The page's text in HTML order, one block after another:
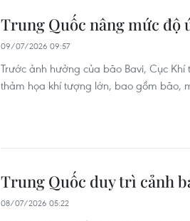
Trung Quốc nâng mức độ
09/07/2026 09:57
Trước ảnh hưởng của bão Bavi, Cục
thảm họa khí tượng lớn, bao gồm bão,
Trung Quốc duy trì cảnh
08/07/2026 05:22